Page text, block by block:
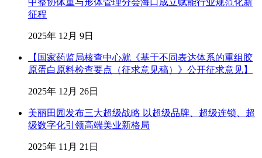
中整协体重与形体管理分会海口成立赋能行业规范化新
征程
2025年 12月 9日
【国家药监局核查中心就《基于不同表达体系的重组胶
原蛋白原料检查要点（征求意见稿）》公开征求意见】
2025年 12月 26日
美丽田园发布三大超级战略 以超级品牌、超级连锁、超
级数字化引领高端美业新格局
2025年 11月 21日